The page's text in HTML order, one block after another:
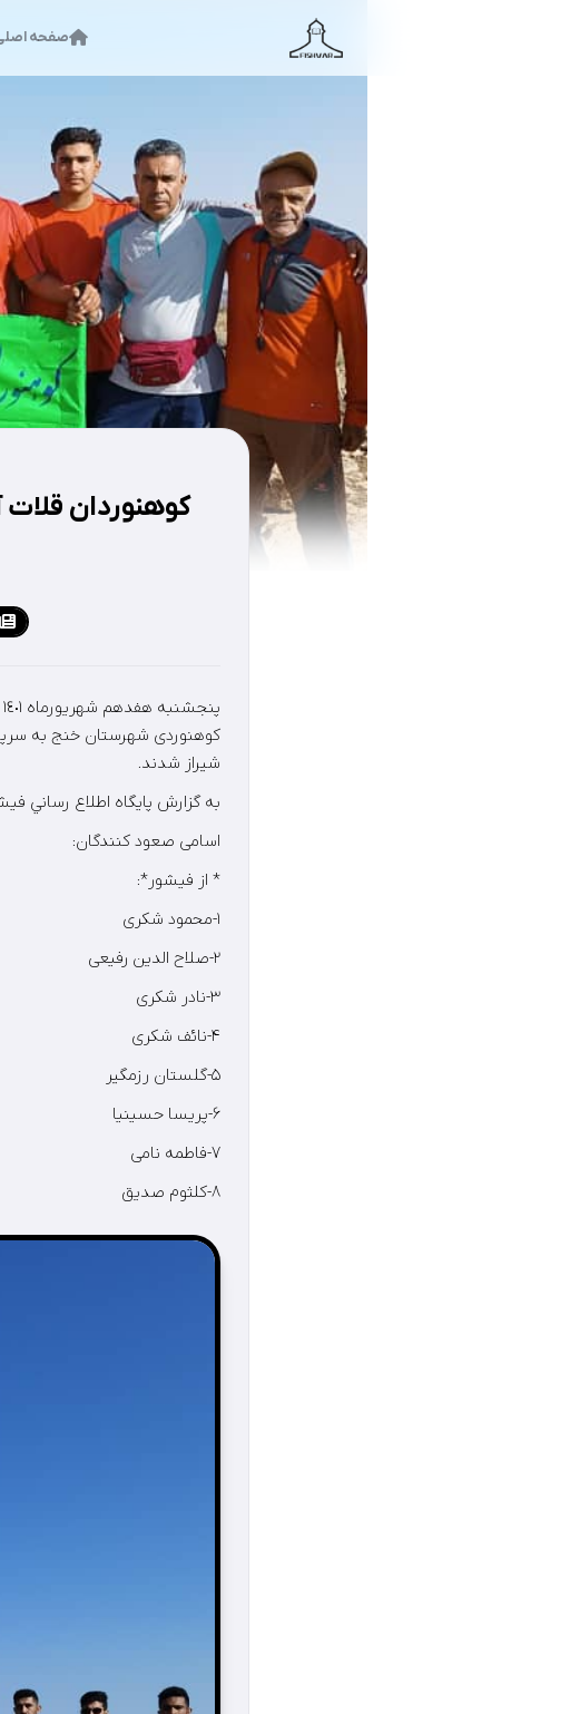
صفحه
شیراز شدند.
به گزارش پايگاه اطلاع رساني
اسامی صعود کنندگان:
* از فیشور*:
۱-محمود شکری
۲-صلاح الدین رفیعی
۳-نادر شکری
۴-نائف شکری
۵-گلستان رزمگیر
۶-پریسا حسینیا
۷-فاطمه نامی
۸-کلثوم صدیق